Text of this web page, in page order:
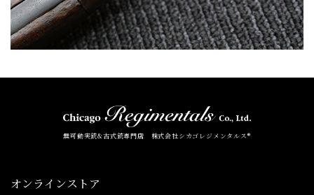
無可動実銃&古式銃専門店 株式会社シカゴレジメンタルス®
オンラインストア